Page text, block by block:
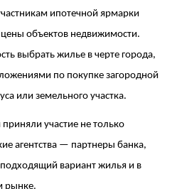
ипотечной ярмарки
объектов недвижимости.
выбрать жилье в черте города,
по покупке загородной
или земельного участка.
участие не только
агентства — партнеры банка,
вариант жилья и в
рынке.